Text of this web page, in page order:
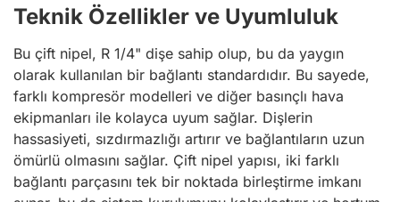
Teknik Özellikler ve Uyumluluk
Bu çift nipel, R 1/4" dişe sahip olup, bu da yaygın
olarak kullanılan bir bağlantı standardıdır. Bu sayede,
farklı kompresör modelleri ve diğer basınçlı hava
ekipmanları ile kolayca uyum sağlar. Dişlerin
hassasiyeti, sızdırmazlığı artırır ve bağlantıların uzun
ömürlü olmasını sağlar. Çift nipel yapısı, iki farklı
bağlantı parçasını tek bir noktada birleştirme imkanı